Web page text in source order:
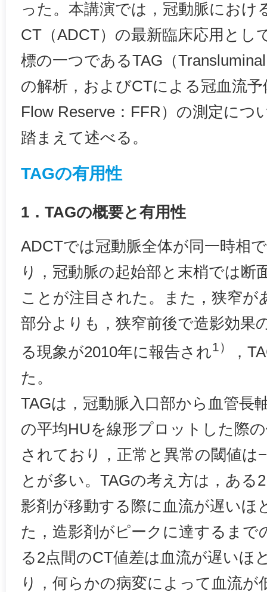
った。本講演では，冠動脈におけ
CT（ADCT）の最新臨床応用とし
標の一つであるTAG（
の解析，およびCTによる冠血流
Flow Reserve：FFR）の測定につ
踏まえて述べる。
TAGの有用性
1．TAGの概要と有用性
ADCTでは冠動脈全体が同一時相
り，冠動脈の起始部と末梢では断
ことが注目された。また，狭窄が
部分よりも，狭窄前後で造影効果
る現象が2010年に報告され1）
，
た。
TAGは，冠動脈入口部から血管長
の平均HUを線形プロットした際
されており，正常と異常の閾値は
とが多い。TAGの考え方は，ある
影剤が移動する際に血流が遅いほ
た，造影剤がピークに達するまで
る2点間のCT値差は血流が遅いほ
り，何らかの病変によって血流が